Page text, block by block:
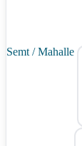
Semt / Mahalle